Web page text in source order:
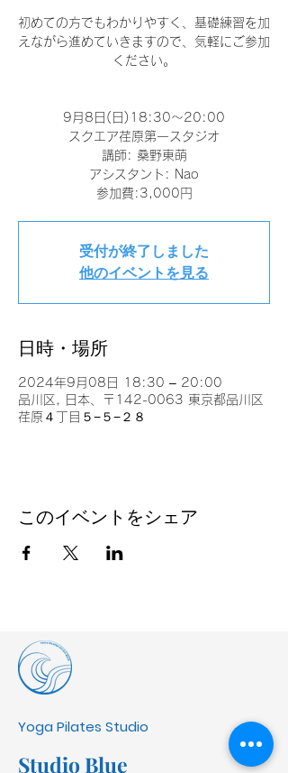
初めての方でもわかりやすく、基礎練習を加
えながら進めていきますので、気軽にご参加
ください。
9月8日(日)18:30〜20:00
スクエア荏原第一スタジオ
講師: 桑野東萌
アシスタント: Nao
参加費:3,000円
受付が終了しました
他のイベントを見る
日時・場所
2024年9月08日 18:30 – 20:00
品川区, 日本、〒142-0063 東京都品川区
荏原４丁目５−５−２８
このイベントをシェア
Yoga Pilates Studio
Studio Blue